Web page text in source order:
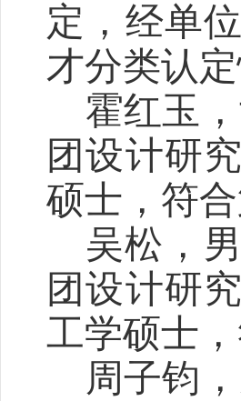
定，经单
才分类认
霍红玉 ，
团设计研
硕士，符
吴松 ， 男
团设计研
工学硕士
周子钧 ，